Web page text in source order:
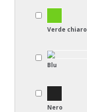
Verde chiaro
Blu
Nero